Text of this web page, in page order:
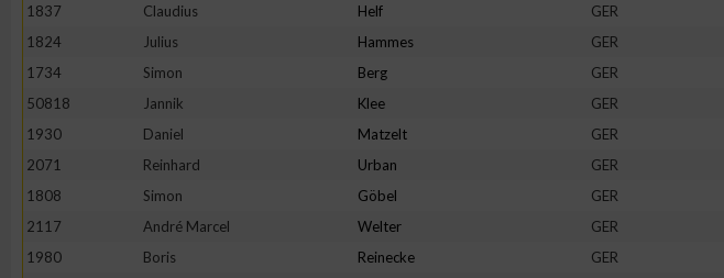
1837
Claudius Helf GER
1824
Julius Hammes GER
1734
Simon Berg GER
50818
Jannik Klee GER
1930
Daniel Matzelt GER
2071
Reinhard Urban GER
1808
Simon Göbel GER
2117
André Marcel Welter GER
1980
Boris Reinecke GER